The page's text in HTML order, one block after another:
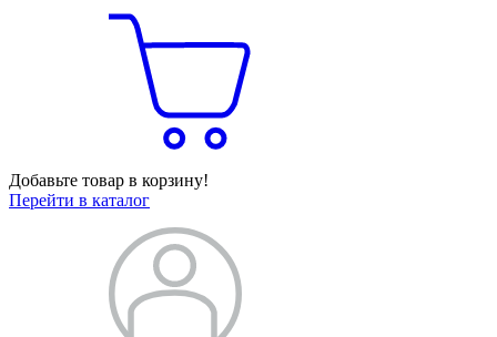
Добавьте товар в корзину!
Перейти в каталог